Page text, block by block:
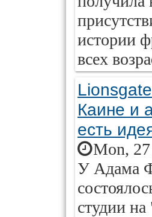
истории
всех
Каине и
есть
Mon, 27
У Адама
студии